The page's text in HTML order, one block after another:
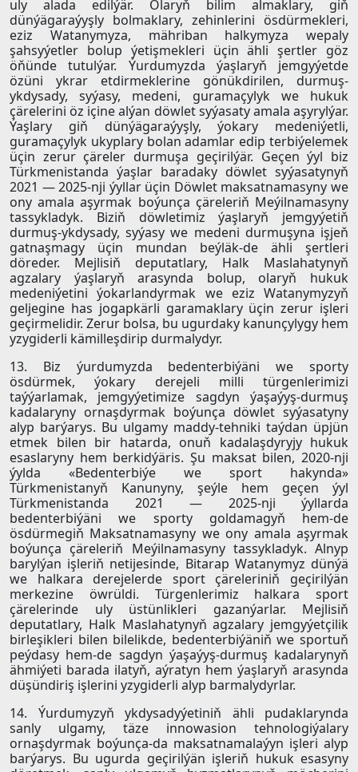
uly alada edilýär. Olaryň bilim almaklary, giň
dünýägaraýyşly bolmaklary, zehinlerini ösdürmekleri,
eziz Watanymyza, mähriban halkymyza wepaly
şahsyýetler bolup ýetişmekleri üçin ähli şertler göz
öňünde tutulýar. Ýurdumyzda ýaşlaryň jemgyýetde
özüni ykrar etdirmeklerine gönükdirilen, durmuş-
ykdysady, syýasy, medeni, guramaçylyk we hukuk
çärelerini öz içine alýan döwlet syýasaty amala aşyrylýar.
Ýaşlary giň dünýägaraýyşly, ýokary medeniýetli,
guramaçylyk ukyplary bolan adamlar edip terbiýelemek
üçin zerur çäreler durmuşa geçirilýär. Geçen ýyl biz
Türkmenistanda ýaşlar baradaky döwlet syýasatynyň
2021 — 2025-nji ýyllar üçin Döwlet maksatnamasyny we
ony amala aşyrmak boýunça çäreleriň Meýilnamasyny
tassykladyk. Biziň döwletimiz ýaşlaryň jemgyýetiň
durmuş-ykdysady, syýasy we medeni durmuşyna işjeň
gatnaşmagy üçin mundan beýläk-de ähli şertleri
döreder. Mejlisiň deputatlary, Halk Maslahatynyň
agzalary ýaşlaryň arasynda bolup, olaryň hukuk
medeniýetini ýokarlandyrmak we eziz Watanymyzyň
geljegine has jogapkärli garamaklary üçin zerur işleri
geçirmelidir. Zerur bolsa, bu ugurdaky kanunçylygy hem
yzygiderli kämilleşdirip durmalydyr.
13. Biz ýurdumyzda bedenterbiýäni we sporty
ösdürmek, ýokary derejeli milli türgenlerimizi
taýýarlamak, jemgyýetimize sagdyn ýaşaýyş-durmuş
kadalaryny ornaşdyrmak boýunça döwlet syýasatyny
alyp barýarys. Bu ulgamy maddy-tehniki taýdan üpjün
etmek bilen bir hatarda, onuň kadalaşdyryjy hukuk
esaslaryny hem berkidýäris. Şu maksat bilen, 2020-nji
ýylda «Bedenterbiýe we sport hakynda»
Türkmenistanyň Kanunyny, şeýle hem geçen ýyl
Türkmenistanda 2021 — 2025-nji ýyllarda
bedenterbiýäni we sporty goldamagyň hem-de
ösdürmegiň Maksatnamasyny we ony amala aşyrmak
boýunça çäreleriň Meýilnamasyny tassykladyk. Alnyp
barylýan işleriň netijesinde, Bitarap Watanymyz dünýä
we halkara derejelerde sport çäreleriniň geçirilýän
merkezine öwrüldi. Türgenlerimiz halkara sport
çärelerinde uly üstünlikleri gazanýarlar. Mejlisiň
deputatlary, Halk Maslahatynyň agzalary jemgyýetçilik
birleşikleri bilen bilelikde, bedenterbiýäniň we sportuň
peýdasy hem-de sagdyn ýaşaýyş-durmuş kadalarynyň
ähmiýeti barada ilatyň, aýratyn hem ýaşlaryň arasynda
düşündiriş işlerini yzygiderli alyp barmalydyrlar.
14. Ýurdumyzyň ykdysadyýetiniň ähli pudaklarynda
sanly ulgamy, täze innowasion tehnologiýalary
ornaşdyrmak boýunça-da maksatnamalaýyn işleri alyp
barýarys. Bu ugurda geçirilýän işleriň hukuk esasyny